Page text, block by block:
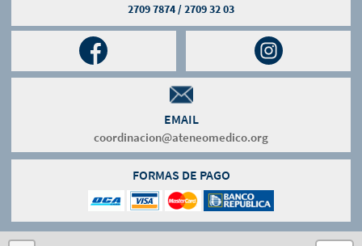
2709 7874 / 2709 32 03
EMAIL
coordinacion@ateneomedico.org
FORMAS DE PAGO
Leaflet| Map data ©OpenStreetMapcontributors, Imagery ©Mapbox